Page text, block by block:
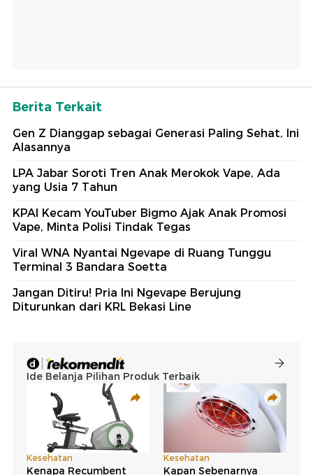
Berita Terkait
Gen Z Dianggap sebagai Generasi Paling Sehat, Ini
Alasannya
LPA Jabar Soroti Tren Anak Merokok Vape, Ada
yang Usia 7 Tahun
KPAI Kecam YouTuber Bigmo Ajak Anak Promosi
Vape, Minta Polisi Tindak Tegas
Viral WNA Nyantai Ngevape di Ruang Tunggu
Terminal 3 Bandara Soetta
Jangan Ditiru! Pria Ini Ngevape Berujung
Diturunkan dari KRL Bekasi Line